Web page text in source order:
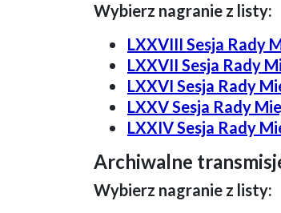
Wybierz nagranie z listy:
LXXVIII Sesja Rady
LXXVII Sesja Rady
LXXVI Sesja Rady
LXXV Sesja Rady
LXXIV Sesja Rady
Archiwalne
Wybierz nagranie z listy: